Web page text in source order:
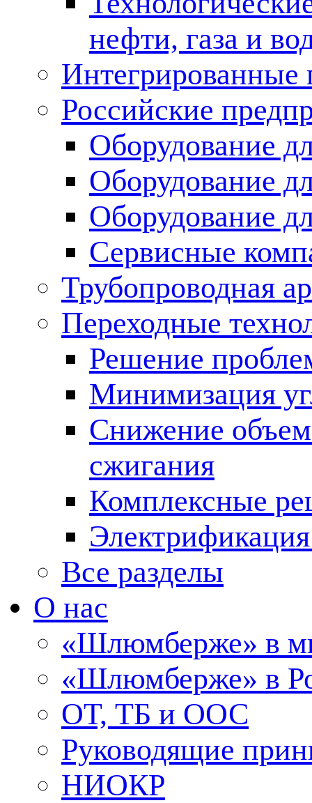
нефти, газа и
Российские
Оборудование
Оборудование
Оборудование
Сервисные
Трубопроводная
Переходные
Решение
Минимизация
Снижение
сжигания
Комплексные
Все разделы
О нас
«Шлюмберже» в
«Шлюмберже» в
ОТ, ТБ и ООС
Руководящие
НИОКР